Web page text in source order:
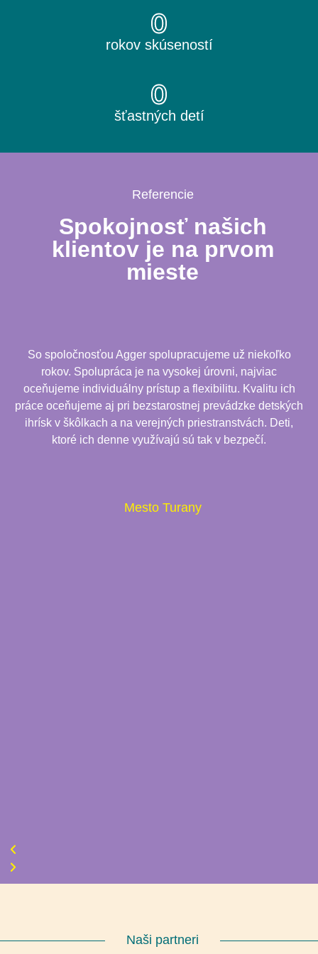
rokov skúseností
0
šťastných detí
0
Referencie
Spokojnosť našich
klientov je na prvom
mieste
So spoločnosťou Agger spolupracujeme už niekoľko
rokov. Spolupráca je na vysokej úrovni, najviac
oceňujeme individuálny prístup a flexibilitu. Kvalitu ich
práce oceňujeme aj pri bezstarostnej prevádzke detských
ihrísk v škôlkach a na verejných priestranstvách. Deti,
ktoré ich denne využívajú sú tak v bezpečí.
Mesto Turany
Naši partneri